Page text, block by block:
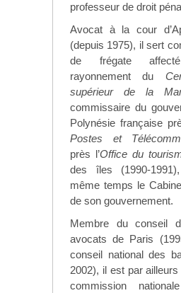
professeur de droit
Avocat à la cour
(depuis 1975), il sert
de frégate
rayonnement du
supérieur de la
commissaire du
Polynésie française
Postes et
près l’Office du
des îles (1990-
même temps le
de son gouvernement.
Membre du conseil
avocats de Paris
conseil national des
2002), il est par
commission